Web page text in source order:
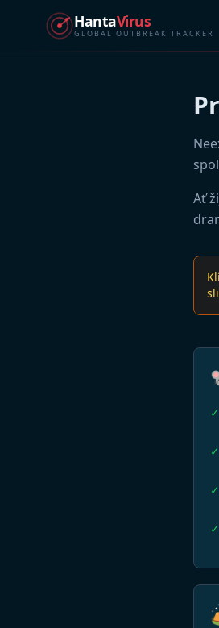
HantaVirus
GLOBAL OUTBREAK TRACKER
Ať
✓
✓
✓
✓